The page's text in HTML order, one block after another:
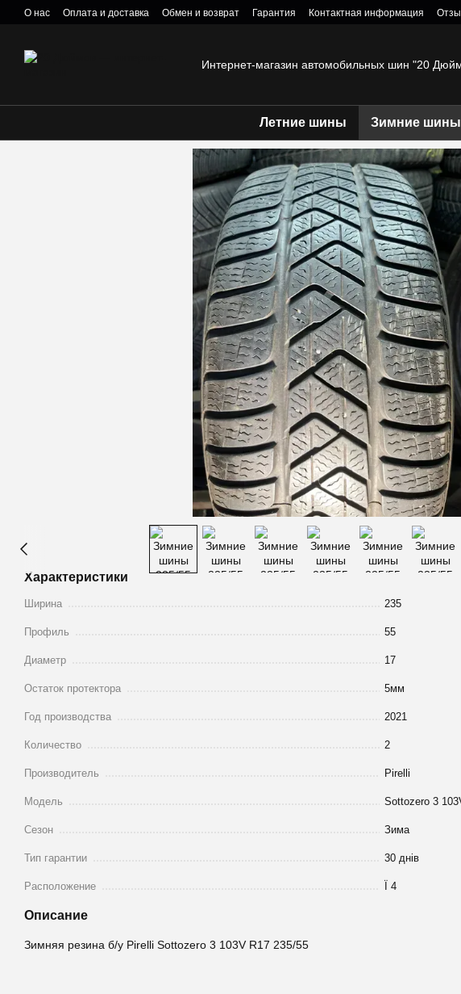
Перейти к основному контенту
О нас Оплата и доставка Обмен и возврат Гарантия Контактная информация
Интернет-магазин автомобильных шин "20
Летние шины Зимние шины
Характеристики
Ширина 235
Профиль 55
Диаметр 17
Остаток протектора 5мм
Год производства 2021
Количество 2
Производитель Pirelli
Модель Sottozero 3
Сезон Зима
Тип гарантии 30 днів
Расположение Ї 4
Описание
Зимняя резина б/у Pirelli Sottozero 3 103V R17 235/55